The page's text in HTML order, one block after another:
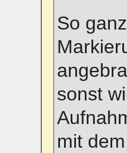
So
sonst
mit